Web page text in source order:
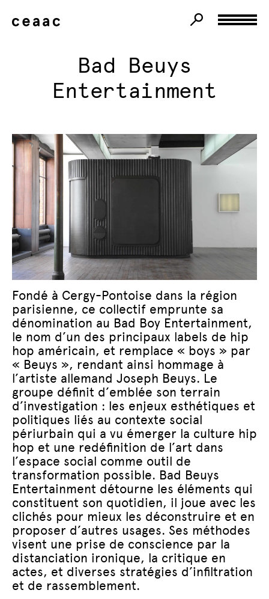
Bad Beuys
Entertainment
Fondé à Cergy-Pontoise dans la région
parisienne, ce collectif emprunte sa
dénomination au Bad Boy Entertainment,
le nom d’un des principaux labels de hip
hop américain, et remplace « boys » par
« Beuys », rendant ainsi hommage à
l’artiste allemand Joseph Beuys. Le
groupe définit d’emblée son terrain
d’investigation : les enjeux esthétiques et
politiques liés au contexte social
périurbain qui a vu émerger la culture hip
hop et une redéfinition de l’art dans
l’espace social comme outil de
transformation possible. Bad Beuys
Entertainment détourne les éléments qui
constituent son quotidien, il joue avec les
clichés pour mieux les déconstruire et en
proposer d’autres usages. Ses méthodes
visent une prise de conscience par la
distanciation ironique, la critique en
actes, et diverses stratégies d’infiltration
et de rassemblement.